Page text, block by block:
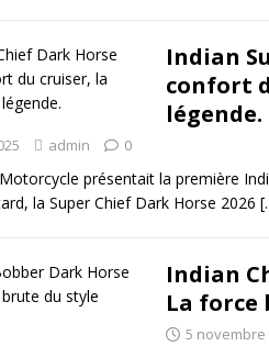
Indian
confort
légende.
admin 0
présentait la première
la Super Chief Dark Horse 2026
Indian
La force
5 novembre